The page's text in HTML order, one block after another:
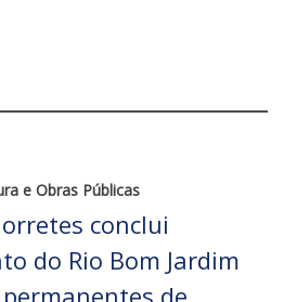
e Obras Públicas
conclui
do Rio Bom Jardim